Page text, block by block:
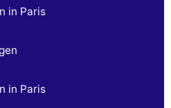
in Paris
in Paris